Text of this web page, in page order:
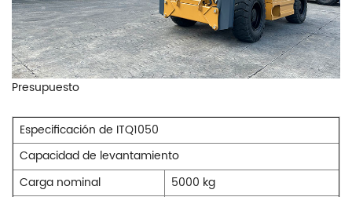
Presupuesto
Especificación de ITQ1050
Capacidad de levantamiento
Carga nominal
5000 kg